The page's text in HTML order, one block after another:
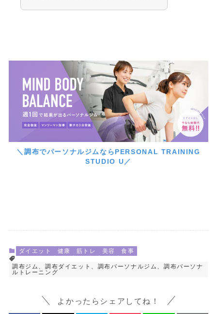
＼調布でパーソナルジムならPERSONAL TRAINING
STUDIO U／
ダイエット 健康 筋トレ 美容 食事
調布ジム、調布ダイエット、調布パーソナルジム、調布パーソナ
ルトレーニング
よかったらシェアしてね！